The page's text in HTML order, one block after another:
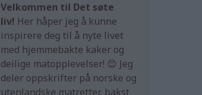
Velkommen til Det søte
liv! Her håper jeg å kunne
inspirere deg til å nyte livet
med hjemmebakte kaker og
deilige matopplevelser! 😊 Jeg
deler oppskrifter på norske og
utenlandske matretter, bakst